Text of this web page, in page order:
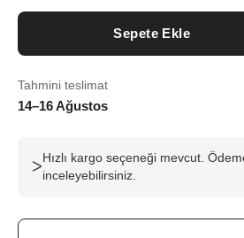
Sepete Ekle
Tahmini teslimat
14–16 Ağustos
ᐳ
Hızlı kargo seçeneği mevcut.
inceleyebilirsiniz.